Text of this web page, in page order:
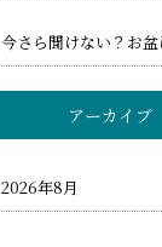
アーカイブ
2026年8月